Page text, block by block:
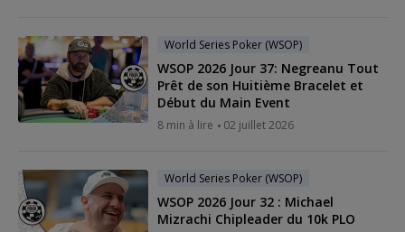
World Series Poker (WSOP)
WSOP 2026 Jour 37: Negreanu Tout
Prêt de son Huitième Bracelet et
Début du Main Event
8 min à lire 02 juillet 2026
World Series Poker (WSOP)
WSOP 2026 Jour 32 : Michael
Mizrachi Chipleader du 10k PLO